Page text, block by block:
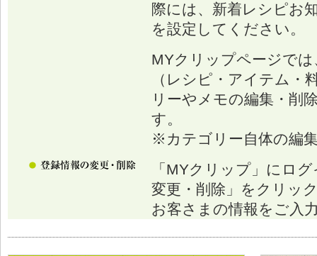
際には、新着レシピお
を設定してください。
MYクリップページで
（レシピ・アイテム・
リーやメモの編集・削
す。
※カテゴリー自体の編
「MYクリップ」にロ
変更・削除」をクリッ
お客さまの情報をご入